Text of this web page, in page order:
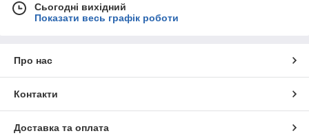
Сьогодні вихідний
Показати весь графік роботи
Про нас
Контакти
Доставка та оплата